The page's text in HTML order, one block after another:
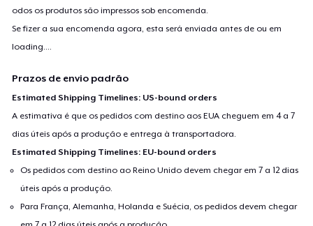
odos os produtos são impressos sob encomenda.
Se fizer a sua encomenda agora, esta será enviada antes de ou em
loading....
Prazos de envio padrão
Estimated Shipping Timelines: US-bound orders
A estimativa é que os pedidos com destino aos EUA cheguem em 4 a 7
dias úteis após a produção e entrega à transportadora.
Estimated Shipping Timelines: EU-bound orders
Os pedidos com destino ao Reino Unido devem chegar em 7 a 12 dias
úteis após a produção.
Para França, Alemanha, Holanda e Suécia, os pedidos devem chegar